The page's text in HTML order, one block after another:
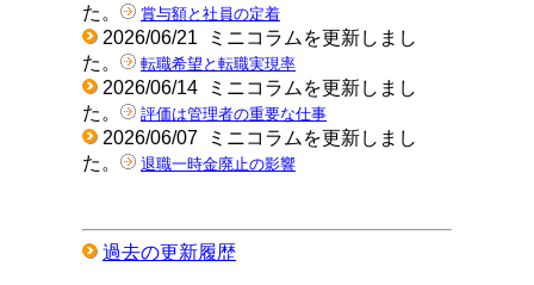
た。
賞与額と社員の定着
2026/06/21
ミニコラムを更新しまし
た。
転職希望と転職実現率
2026/06/14
ミニコラムを更新しまし
た。
評価は管理者の重要な仕事
2026/06/07
ミニコラムを更新しまし
た。
退職一時金廃止の影響
過去の更新履歴